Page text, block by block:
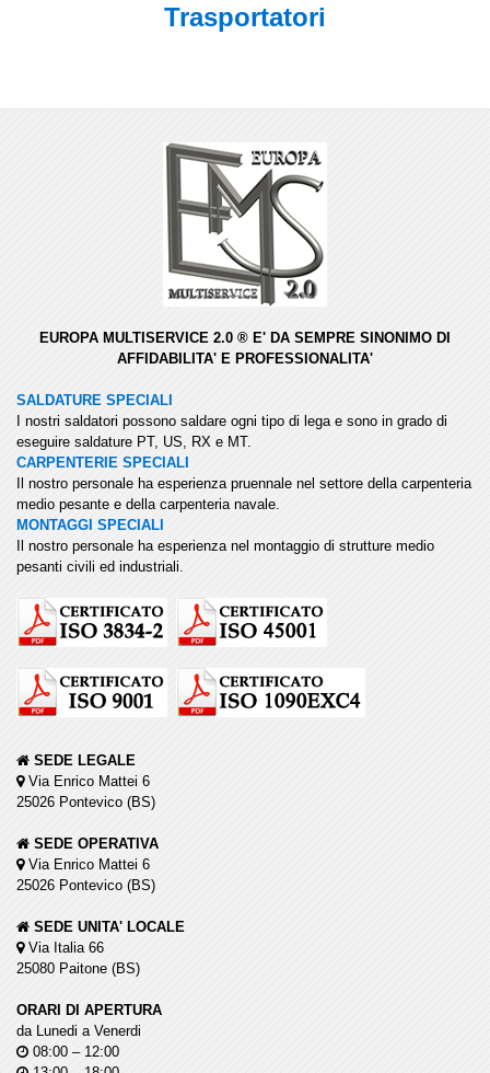
Trasportatori
EUROPA MULTISERVICE 2.0 ® E' DA SEMPRE SINONIMO DI
AFFIDABILITA' E PROFESSIONALITA'
SALDATURE SPECIALI
I nostri saldatori possono saldare ogni tipo di lega e sono in grado di
eseguire saldature PT, US, RX e MT.
CARPENTERIE SPECIALI
Il nostro personale ha esperienza pruennale nel settore della carpenteria
medio pesante e della carpenteria navale.
MONTAGGI SPECIALI
Il nostro personale ha esperienza nel montaggio di strutture medio
pesanti civili ed industriali.
SEDE LEGALE
Via Enrico Mattei 6
25026 Pontevico (BS)
SEDE OPERATIVA
Via Enrico Mattei 6
25026 Pontevico (BS)
SEDE UNITA' LOCALE
Via Italia 66
25080 Paitone (BS)
ORARI DI APERTURA
da Lunedi a Venerdi
08:00 – 12:00